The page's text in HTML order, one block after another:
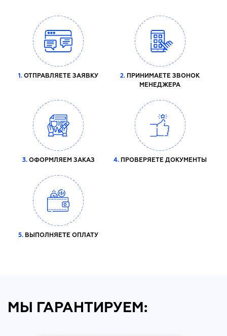
1. ОТПРАВЛЯЕТЕ ЗАЯВКУ 2. ПРИНИМАЕТЕ ЗВОНОК
МЕНЕДЖЕРА
3.ОФОРМЛЯЕМ ЗАКАЗ 4.ПРОВЕРЯЕТЕ ДОКУМЕНТЫ
5. ВЫПОЛНЯЕТЕ ОПЛАТУ
МЫ ГАРАНТИРУЕМ: